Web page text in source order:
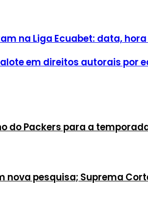
na Liga Ecuabet: data,
em direitos autorais por
do Packers para a
nova pesquisa; Suprema